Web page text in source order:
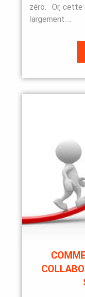
zéro. Or, cette
largement …